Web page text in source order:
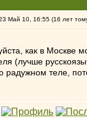
Май 10, 16:55 (16 лет
как в Москве
(лучше
теле,